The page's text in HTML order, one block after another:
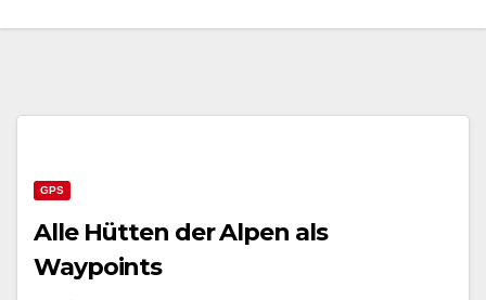
GPS
Alle Hütten der Alpen als
Waypoints